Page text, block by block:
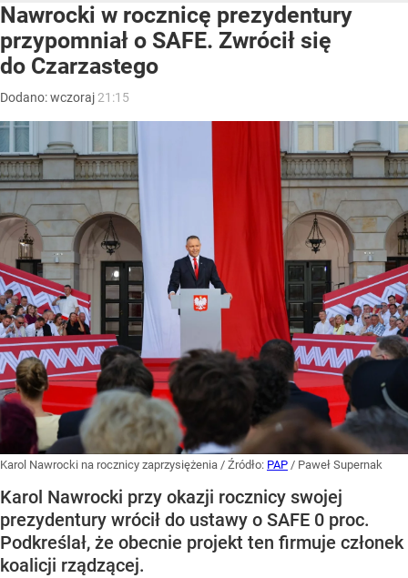
Nawrocki w rocznicę prezydentury
przypomniał o SAFE. Zwrócił się
do Czarzastego
Dodano:wczoraj 21:15
Karol Nawrocki na rocznicy zaprzysiężenia / Źródło: PAP / Paweł Supernak
Karol Nawrocki przy okazji rocznicy swojej
prezydentury wrócił do ustawy o SAFE 0 proc.
Podkreślał, że obecnie projekt ten firmuje członek
koalicji rządzącej.